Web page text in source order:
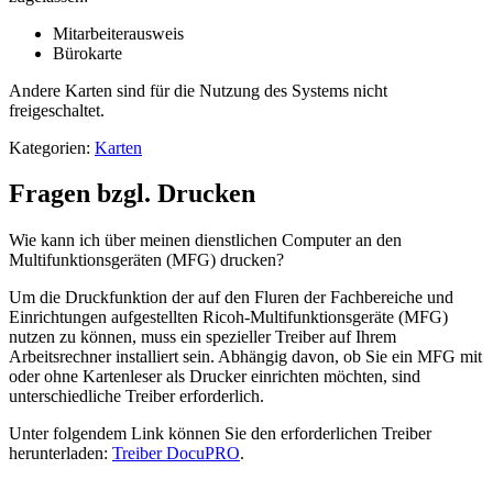
Mitarbeiterausweis
Bürokarte
Andere Karten sind für die Nutzung des Systems nicht
freigeschaltet.
Kategorien: Karten
Fragen bzgl. Drucken
Wie kann ich über meinen dienstlichen Computer an den
Multifunktionsgeräten (MFG) drucken?
Um die Druckfunktion der auf den Fluren der Fachbereiche und
Einrichtungen aufgestellten Ricoh-Multifunktionsgeräte (MFG)
nutzen zu können, muss ein spezieller Treiber auf Ihrem
Arbeitsrechner installiert sein. Abhängig davon, ob Sie ein MFG mit
oder ohne Kartenleser als Drucker einrichten möchten, sind
unterschiedliche Treiber erforderlich.
Unter folgendem Link können Sie den erforderlichen Treiber
herunterladen: Treiber DocuPRO.